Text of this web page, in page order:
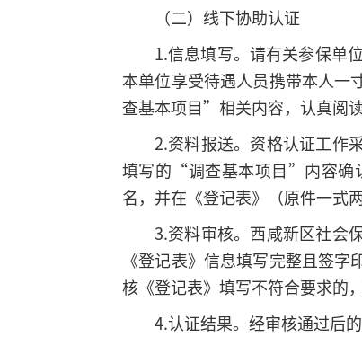
（二）线下协助认证
1.信息填写。请有关参保单
本单位享受待遇人员携带本人
查基本项目”相关内容，认真阅
2.资料报送。资格认证工作
填写的“调查基本项目”内容确
名，并在《登记表》（原件一式
3.资料审核。西咸新区社会
《登记表》信息填写完整且签
核《登记表》填写不符合要求的
4.认证结果。经审核通过后